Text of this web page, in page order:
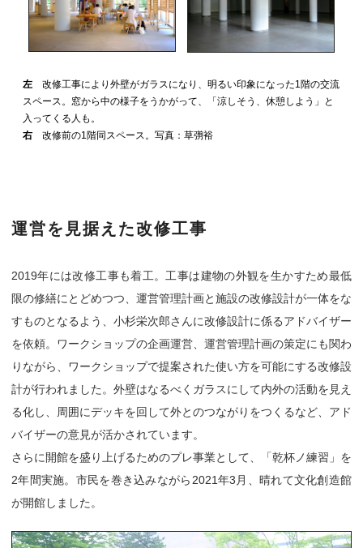
左 改修工事により外壁がガラスになり、明るい印象になった1階の交流
スペース。窓から中の様子をうかがって、「涼しそう、休憩しよう」と
入ってくる人も。
右 改修前の1階同スペース。写真：草彅裕
運営を見据えた改修工事
2019年には改修工事も着工。工事は建物の外観を生かすため最低
限の修繕にとどめつつ、運営管理計画と施設の改修設計が一体をな
すものとなるよう、小杉栄次郎さんに改修設計に係るアドバイザー
を依頼。ワークショップの企画運営、運営管理計画の策定にも関わ
りながら、ワークショップで提案された使い方を可能にする改修設
計が行われました。外壁はなるべくガラスにして内外の活動を見え
る化し、周囲にデッキを回して外とのつながりをつくるなど、アド
バイザーの意見が活かされています。
さらに開館を盛り上げるためのプレ事業として、「乾杯ノ練習」を
2年間実施。市民を巻き込みながら2021年3月、晴れて文化創造館
が開館しました。